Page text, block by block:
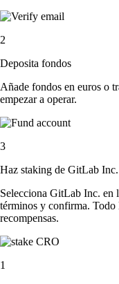
2
Deposita fondos
Añade fondos en euros o
empezar a operar.
3
Haz staking de GitLab Inc.
Selecciona GitLab Inc. en
términos y confirma.
recompensas.
1